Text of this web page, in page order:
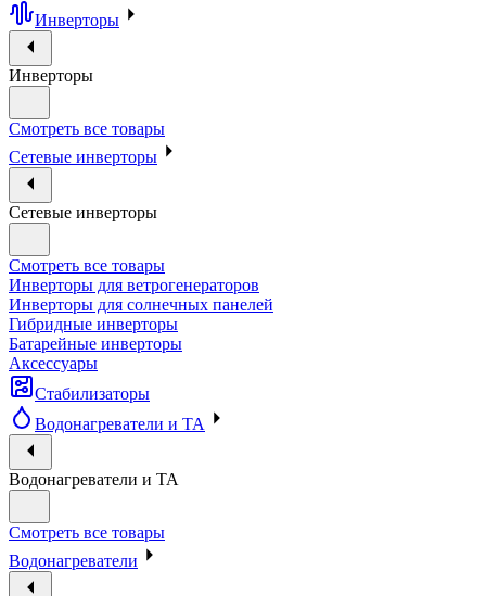
Инверторы
Инверторы
Смотреть все товары
Сетевые инверторы
Сетевые инверторы
Смотреть все товары
Инверторы для ветрогенераторов
Инверторы для солнечных панелей
Гибридные инверторы
Батарейные инверторы
Аксессуары
Стабилизаторы
Водонагреватели и ТА
Водонагреватели и ТА
Смотреть все товары
Водонагреватели